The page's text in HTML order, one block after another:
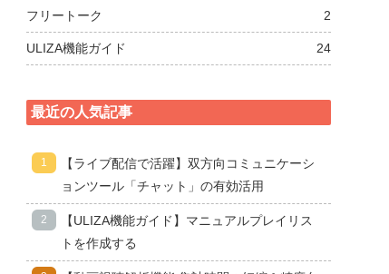
フリートーク 2
ULIZA機能ガイド 24
最近の人気記事
【ライブ配信で活躍】双方向コミュニケーシ
ョンツール「チャット」の有効活用
【ULIZA機能ガイド】マニュアルプレイリス
トを作成する